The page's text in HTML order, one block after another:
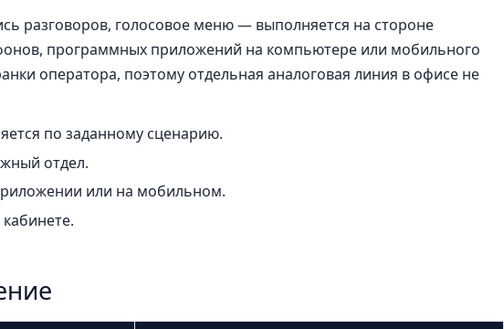
разговоров, голосовое меню — выполняется на стороне
программных приложений на компьютере или мобильного
оператора, поэтому отдельная аналоговая линия в офисе не
по заданному сценарию.
отдел.
или на мобильном.